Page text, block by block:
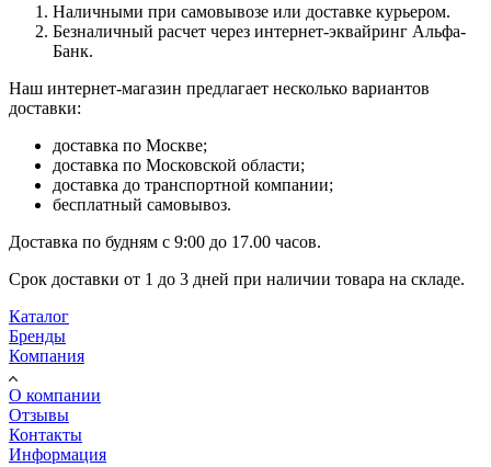
Наличными при самовывозе или доставке курьером.
Безналичный расчет через интернет-эквайринг Альфа-
Банк.
Наш интернет-магазин предлагает несколько вариантов
доставки:
доставка по Москве;
доставка по Московской области;
доставка до транспортной компании;
бесплатный самовывоз.
Доставка по будням с 9:00 до 17.00 часов.
Срок доставки от 1 до 3 дней при наличии товара на складе.
Каталог
Бренды
Компания
О компании
Отзывы
Контакты
Информация